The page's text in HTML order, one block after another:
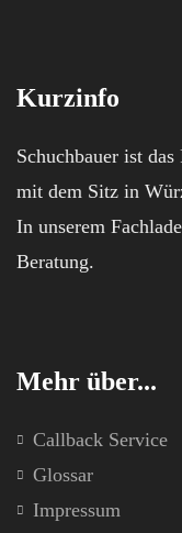
Kurzinfo
Schuchbauer ist
mit dem Sitz in
In unserem
Beratung.
Mehr über...
Callback Service
Glossar
Impressum